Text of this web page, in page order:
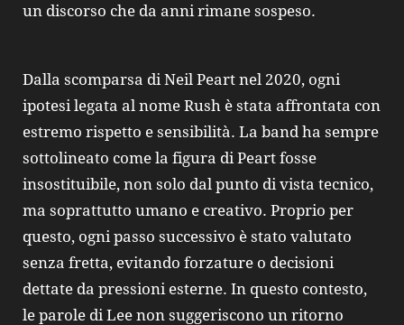
un discorso che da anni rimane sospeso.
Dalla scomparsa di Neil Peart nel 2020, ogni
ipotesi legata al nome Rush è stata affrontata con
estremo rispetto e sensibilità. La band ha sempre
sottolineato come la figura di Peart fosse
insostituibile, non solo dal punto di vista tecnico,
ma soprattutto umano e creativo. Proprio per
questo, ogni passo successivo è stato valutato
senza fretta, evitando forzature o decisioni
dettate da pressioni esterne. In questo contesto,
le parole di Lee non suggeriscono un ritorno